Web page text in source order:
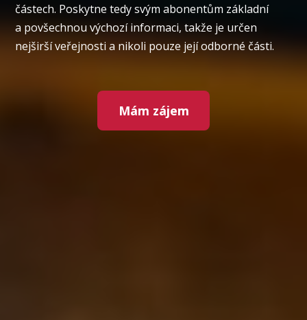
částech. Poskytne tedy svým abonentům základní
a povšechnou výchozí informaci, takže je určen
nejširší veřejnosti a nikoli pouze její odborné části.
Mám zájem